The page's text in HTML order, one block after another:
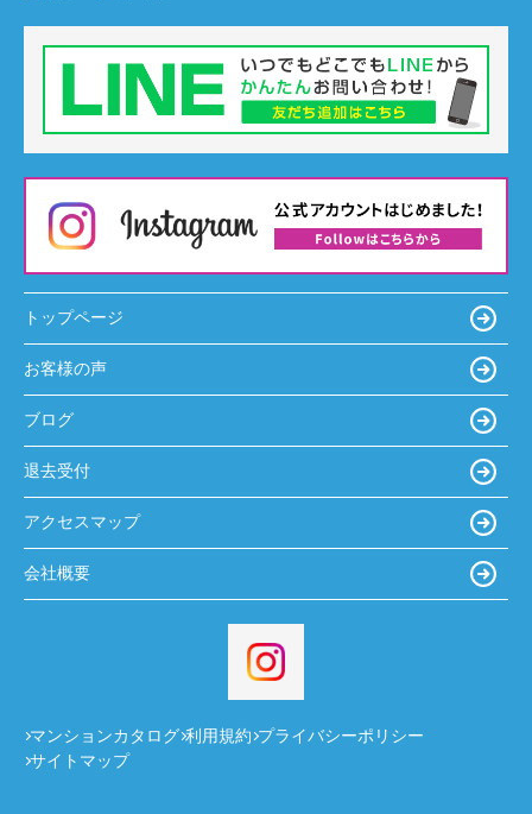
トップページ
お客様の声
ブログ
退去受付
アクセスマップ
会社概要
マンションカタログ 利用規約 プライバシーポリシー
サイトマップ